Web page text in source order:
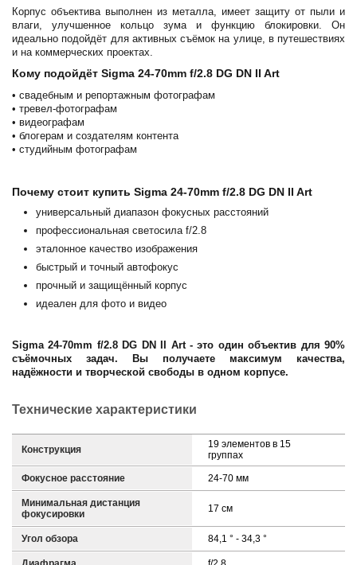
Корпус объектива выполнен из металла, имеет защиту от пыли и
влаги, улучшенное кольцо зума и функцию блокировки. Он
идеально подойдёт для активных съёмок на улице, в путешествиях
и на коммерческих проектах.
Кому подойдёт Sigma 24-70mm f/2.8 DG DN II Art
• свадебным и репортажным фотографам
• тревел-фотографам
• видеографам
• блогерам и создателям контента
• студийным фотографам
Почему стоит купить Sigma 24-70mm f/2.8 DG DN II Art
универсальный диапазон фокусных расстояний
профессиональная светосила f/2.8
эталонное качество изображения
быстрый и точный автофокус
прочный и защищённый корпус
идеален для фото и видео
Sigma 24-70mm f/2.8 DG DN II Art - это один объектив для 90%
съёмочных задач. Вы получаете максимум качества,
надёжности и творческой свободы в одном корпусе.
Технические характеристики
Конструкция
19 элементов в 15
группах
Фокусное расстояние 24-70 мм
Минимальная дистанция
фокусировки
17 см
Угол обзора 84,1 ° - 34,3 °